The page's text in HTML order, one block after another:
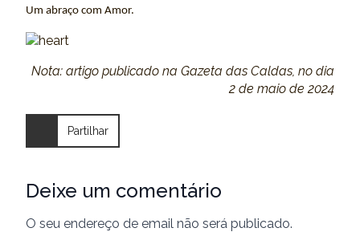
Um abraço com Amor.
Nota: artigo publicado na Gazeta das Caldas, no dia
2 de maio de 2024
Partilhar
Deixe um comentário
O seu endereço de email não será publicado.